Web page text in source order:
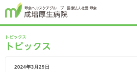
2024年3月29日